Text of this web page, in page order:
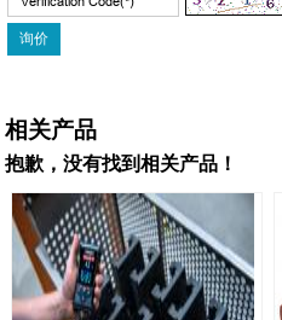
相关产品
抱歉，没有找到相关产品！